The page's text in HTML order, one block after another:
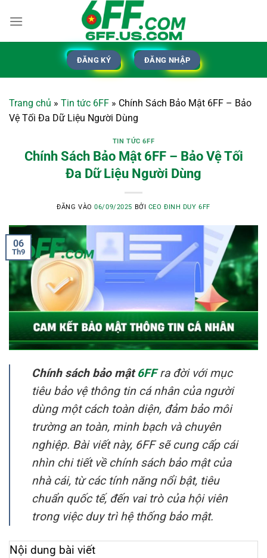
qua
ĐĂNG KÝ ĐĂNG NHẬP
Trang chủ » Tin tức 6FF » Chính Sách Bảo Mật 6FF – Bảo
Vệ Tối Đa Dữ Liệu Người Dùng
TIN TỨC 6FF
Chính Sách Bảo Mật 6FF – Bảo Vệ Tối
Đa Dữ Liệu Người Dùng
ĐĂNG VÀO06/09/2025 BỞI CEO ĐINH DUY 6FF
06
Th9
Chính sách bảo mật6FFra đời với mục
tiêu bảo vệ thông tin cá nhân của người
dùng một cách toàn diện, đảm bảo môi
trường an toàn, minh bạch và chuyên
nghiệp. Bài viết này, 6FF sẽ cung cấp cái
nhìn chi tiết về chính sách bảo mật của
nhà cái, từ các tính năng nổi bật, tiêu
chuẩn quốc tế, đến vai trò của hội viên
trong việc duy trì hệ thống bảo mật.
Nội dung bài viết